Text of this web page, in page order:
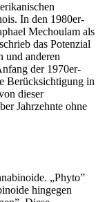
In den 1980er-
Mechoulam als
das Potenzial
und anderen
der 1970er-
Berücksichtigung in
dieser
Jahrzehnte ohne
„Phyto”
hingegen